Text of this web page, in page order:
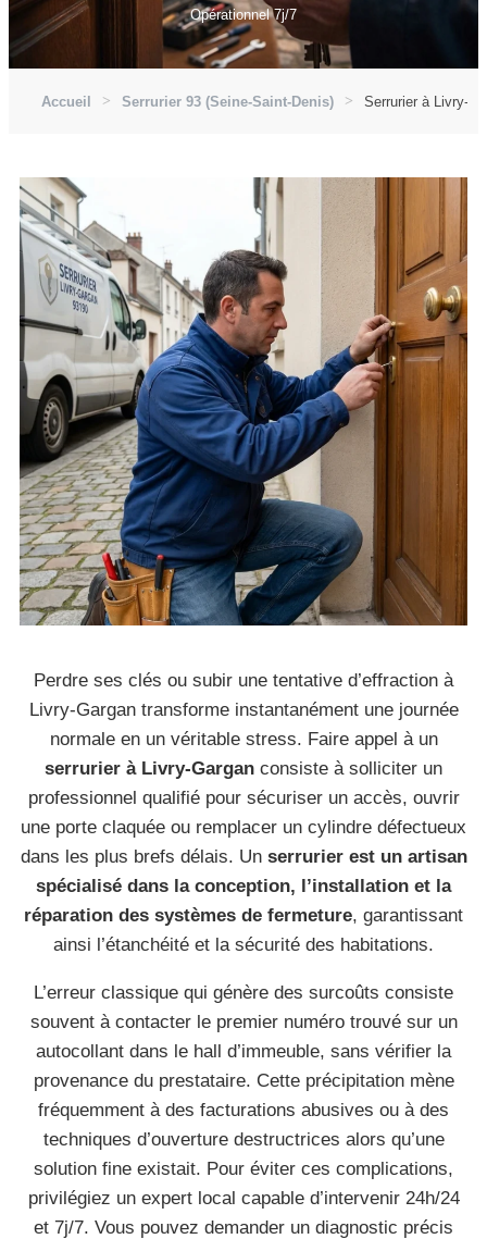
Opérationnel 7j/7
Accueil Serrurier 93 (Seine-Saint-Denis) Serrurier à Livry-
Perdre ses clés ou subir une tentative d’effraction à
Livry-Gargan transforme instantanément une journée
normale en un véritable stress. Faire appel à un
serrurier à Livry-Gargan consiste à solliciter un
professionnel qualifié pour sécuriser un accès, ouvrir
une porte claquée ou remplacer un cylindre défectueux
dans les plus brefs délais. Un serrurier est un artisan
spécialisé dans la conception, l’installation et la
réparation des systèmes de fermeture, garantissant
ainsi l’étanchéité et la sécurité des habitations.
L’erreur classique qui génère des surcoûts consiste
souvent à contacter le premier numéro trouvé sur un
autocollant dans le hall d’immeuble, sans vérifier la
provenance du prestataire. Cette précipitation mène
fréquemment à des facturations abusives ou à des
techniques d’ouverture destructrices alors qu’une
solution fine existait. Pour éviter ces complications,
privilégiez un expert local capable d’intervenir 24h/24
et 7j/7. Vous pouvez demander un diagnostic précis